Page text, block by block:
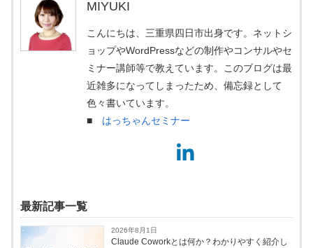
MIYUKI
こんにちは、三重県四日市出身です。ネットシ
ョップやWordPressなどの制作やコンサルやセ
ミナー講師等で教えています。このブログは最
近雑多になってしまったため、備忘録として
色々書いています。
■ はっちゃんセミナー
最新記事一覧
2026年8月1日
Claude Coworkとは何か？わかりやすく紹介し